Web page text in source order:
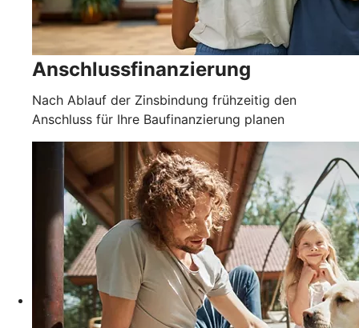
Anschlussfinanzierung
Nach Ablauf der Zinsbindung frühzeitig den
Anschluss für Ihre Baufinanzierung planen